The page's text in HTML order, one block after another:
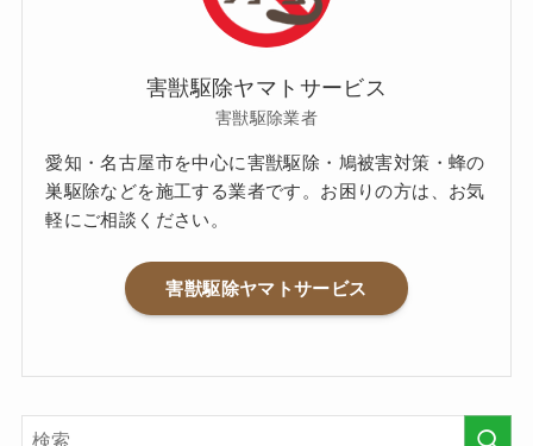
害獣駆除ヤマトサービス
害獣駆除業者
愛知・名古屋市を中心に害獣駆除・鳩被害対策・蜂の
巣駆除などを施工する業者です。お困りの方は、お気
軽にご相談ください。
害獣駆除ヤマトサービス